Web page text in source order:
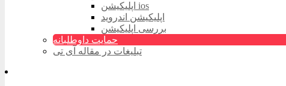
اپلیکیشن ios
اپلیکیشن اندروید
بررسی اپلیکیشن
حمایت داوطلبانه
تبلیغات در مقاله آی تی